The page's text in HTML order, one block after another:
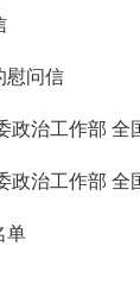
慰问信
单